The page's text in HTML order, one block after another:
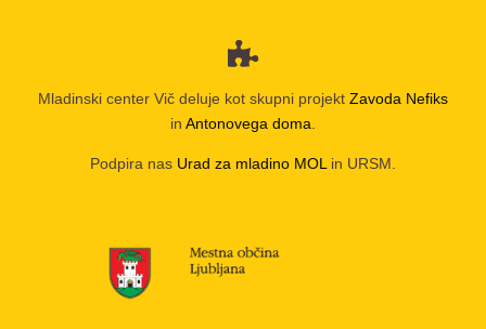
Mladinski center Vič deluje kot skupni projekt Zavoda Nefiks
in Antonovega doma
Podpira nas Urad za mladino MOL in URSM.